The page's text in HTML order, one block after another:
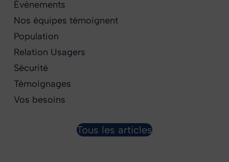
Évènements
Nos équipes témoignent
Population
Relation Usagers
Sécurité
Témoignages
Vos besoins
Tous les articles